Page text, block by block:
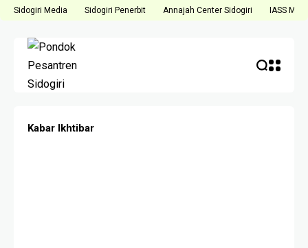
Sidogiri Media Sidogiri Penerbit Annajah Center Sidogiri IASS
Kabar Ikhtibar